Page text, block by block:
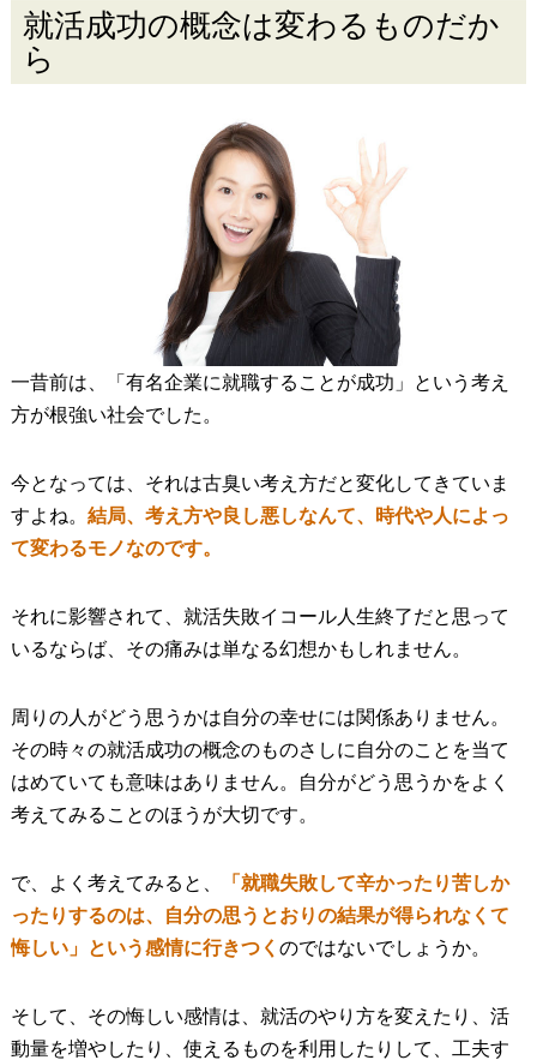
就活成功の概念は変わるものだか
ら
一昔前は、「有名企業に就職することが成功」という考え
方が根強い社会でした。
今となっては、それは古臭い考え方だと変化してきていま
すよね。 結局、考え方や良し悪しなんて、時代や人によっ
て変わるモノなのです。
それに影響されて、就活失敗イコール人生終了だと思って
いるならば、その痛みは単なる幻想かもしれません。
周りの人がどう思うかは自分の幸せには関係ありません。
その時々の就活成功の概念のものさしに自分のことを当て
はめていても意味はありません。自分がどう思うかをよく
考えてみることのほうが大切です。
で、よく考えてみると、
「就職失敗して辛かったり苦しか
ったりするのは、自分の思うとおりの結果が得られなくて
悔しい」という感情に行きつく のではないでしょうか。
そして、その悔しい感情は、就活のやり方を変えたり、活
動量を増やしたり、使えるものを利用したりして、工夫す